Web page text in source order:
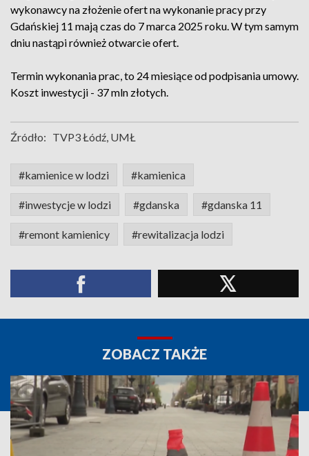
wykonawcy na złożenie ofert na wykonanie pracy przy
Gdańskiej 11 mają czas do 7 marca 2025 roku. W tym samym
dniu nastąpi również otwarcie ofert.
Termin wykonania prac, to 24 miesiące od podpisania umowy.
Koszt inwestycji - 37 mln złotych.
Źródło: TVP3 Łódź, UMŁ
#kamienice w lodzi #kamienica
#inwestycje w lodzi #gdanska #gdanska 11
#remont kamienicy #rewitalizacja lodzi
ZOBACZ TAKŻE